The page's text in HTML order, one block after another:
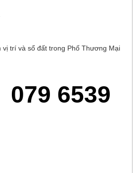
vị trí và sổ đất trong Phố Thương Mại
079 6539